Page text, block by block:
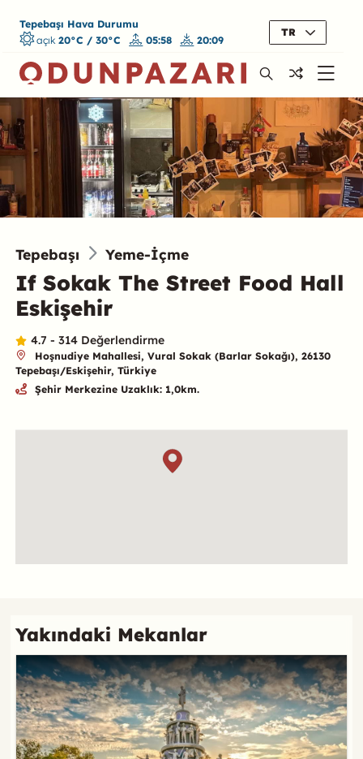
Tepebaşı Hava Durumu
açık 20°C / 30°C 05:58 20:09
TR
Tepebaşı Yeme-İçme
If Sokak The Street Food Hall
Eskişehir
4.7 - 314 Değerlendirme
Hoşnudiye Mahallesi, Vural Sokak (Barlar Sokağı), 26130
Tepebaşı/Eskişehir, Türkiye
Şehir Merkezine Uzaklık: 1,0km.
Yakındaki Mekanlar